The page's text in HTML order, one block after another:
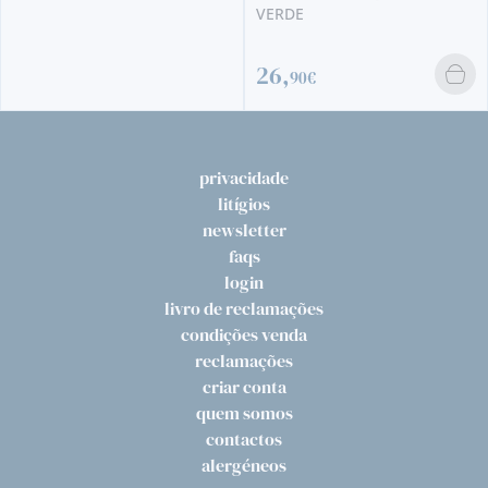
privacidade
litígios
newsletter
faqs
login
livro de reclamações
condições venda
reclamações
criar conta
quem somos
contactos
alergéneos